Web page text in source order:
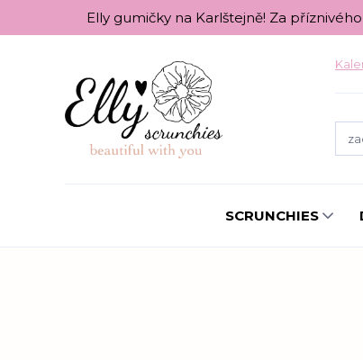
Elly gumičky na Karlštejně! Za
SCRUNCHIES